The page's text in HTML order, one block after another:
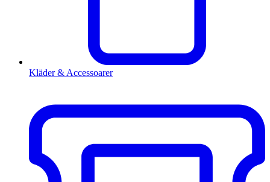
Kläder & Accessoarer